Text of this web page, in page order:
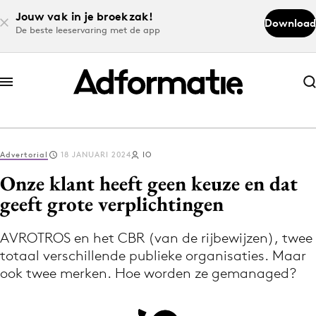
Jouw vak in je broekzak!
De beste leeservaring met de app
Download
Abonneer nu
Abonneer nu
Log in
Download de app
Volg het laatste nieuws via de Adformatie
Nieuws app
Advertorial 18 JANUARI 2024 IO
Onze klant heeft geen keuze en dat
geeft grote verplichtingen
AVROTROS en het CBR (van de rijbewijzen), twee
totaal verschillende publieke organisaties. Maar
ook twee merken. Hoe worden ze gemanaged?